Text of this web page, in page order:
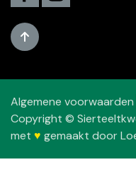
Algemene voorwaarden
Copyright ©
met ♥ gemaakt door